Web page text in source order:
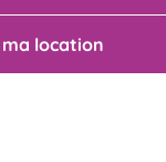
ma location